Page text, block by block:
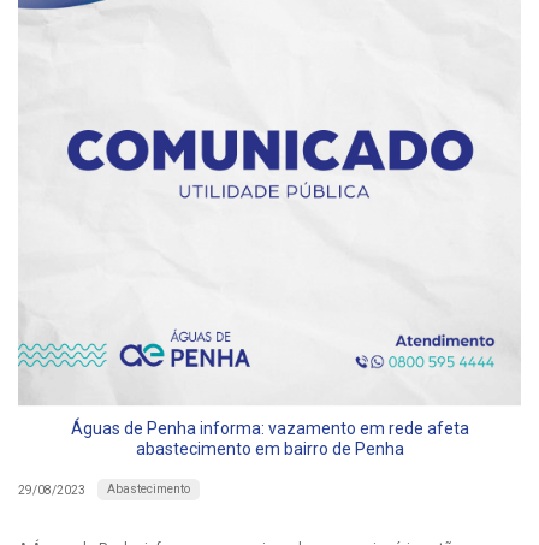
Águas de Penha informa: vazamento em rede afeta
abastecimento em bairro de Penha
29/08/2023 Abastecimento